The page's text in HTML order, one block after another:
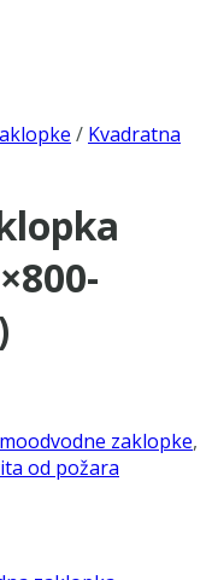
/ Kvadratna
zaklopke,
od požara